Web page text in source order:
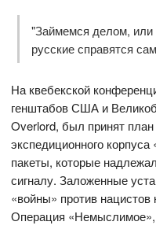
"Займемся делом,
русские справятся
На квебекской
генштабов США и
Overlord, был принят
экспедиционного
пакеты, которые
сигналу. Заложенные
«войны» против
Операция «Немыслимое»,